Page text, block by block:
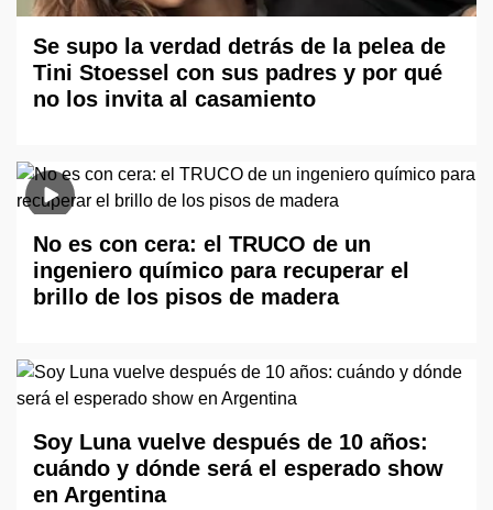
Se supo la verdad detrás de la pelea de
Tini Stoessel con sus padres y por qué
no los invita al casamiento
No es con cera: el TRUCO de un
ingeniero químico para recuperar el
brillo de los pisos de madera
Soy Luna vuelve después de 10 años:
cuándo y dónde será el esperado show
en Argentina